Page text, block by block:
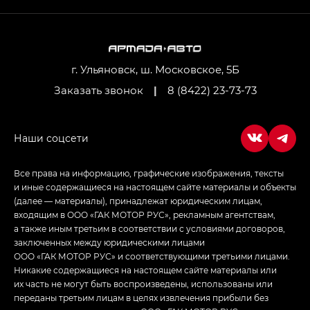
Джи Икс ПРЕМИУМ — GX PREMIUM, ЛАУНЖ —
LOUNGE
Empow — Эмпау (Empow) в комплектации
г. Ульяновск, ш. Московское, 5Б
Заказать звонок
| 8 (8422) 23-73-73
Все права на информацию, графические изображения, тексты
и иные содержащиеся на настоящем сайте материалы и объекты
(далее — материалы), принадлежат юридическим лицам,
входящим в ООО «ГАК МОТОР РУС», рекламным агентствам,
а также иным третьим в соответствии с условиями договоров,
заключенных между юридическими лицами
ООО «ГАК МОТОР РУС» и соответствующими третьими лицами.
Никакие содержащиеся на настоящем сайте материалы или
их часть не могут быть воспроизведены, использованы или
переданы третьим лицам в целях извлечения прибыли без